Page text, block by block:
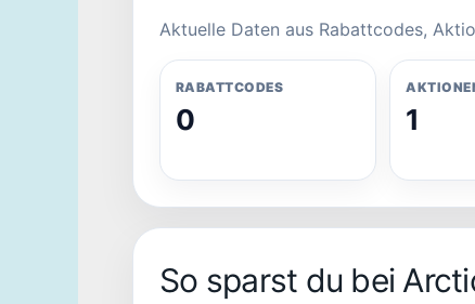
Aktuelle Daten aus Rabattcodes,
RABATTCODES
0 1
So sparst du bei